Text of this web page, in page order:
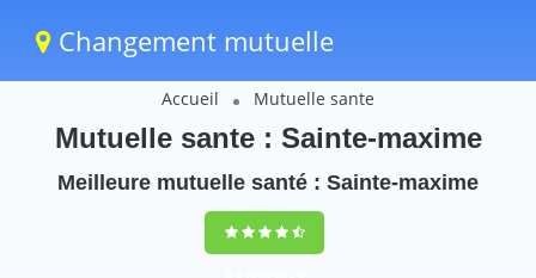
Changement mutuelle
Accueil Mutuelle sante
Mutuelle sante : Sainte-maxime
Meilleure mutuelle santé : Sainte-maxime